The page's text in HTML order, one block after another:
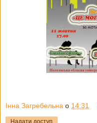
Інна Загребельна о 14:31